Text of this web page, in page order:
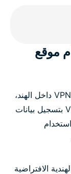
موقع
توقفت ExpressVPN عن تشغيل سيرفرات VPN داخل الهند،
وذلك لأن الحكومة الهندية أمرت شركات VPN بتسجيل بيانات
الافتراضية